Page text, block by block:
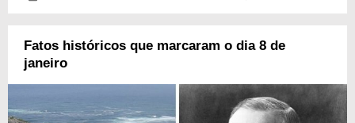
Fatos históricos que marcaram o dia 8 de
janeiro